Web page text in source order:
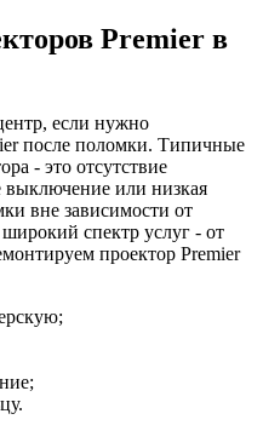
Premier в
если нужно
после поломки. Типичные
- это отсутствие
выключение или низкая
вне зависимости от
спектр услуг - от
проектор Premier